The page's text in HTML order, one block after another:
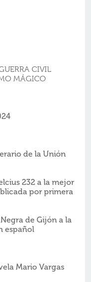
CIVIL
MÁGICO
de la Unión
232 a la mejor
por primera
de Gijón a la
español
Mario Vargas